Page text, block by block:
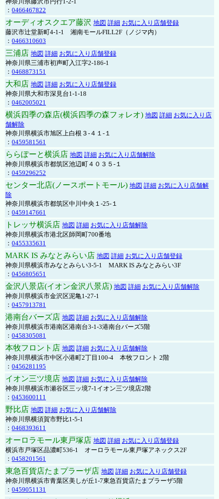
： 0466467822
オーディオスクエア藤沢 地図 詳細 お気に入り店舗登録
藤沢市辻堂新町4-1-1 湘南モールFILL2F（ノジマ内）
： 0466310603
三浦店 地図 詳細 お気に入り店舗登録
神奈川県三浦市初声町入江字2-186-1
： 0468873151
大和店 地図 詳細 お気に入り店舗登録
神奈川県大和市深見台1-1-18
： 0462005021
横浜四季の森店(横浜四季の森フォレオ) 地図 詳細 お気に入り店
舗解除
神奈川県横浜市旭区上白根３-４１-１
： 0459581561
ららぽーと横浜店 地図 詳細 お気に入り店舗解除
神奈川県横浜市都筑区池辺町４０３５-１
： 0459296252
センター北店(ノースポートモール) 地図 詳細 お気に入り店舗解
除
神奈川県横浜市都筑区中川中央１-25-１
： 0459147661
トレッサ横浜店 地図 詳細 お気に入り店舗解除
神奈川県横浜市港北区師岡町700番地
： 0455335631
MARK IS みなとみらい店 地図 詳細 お気に入り店舗登録
神奈川県横浜市みなとみらい3-5-1 MARK IS みなとみらい3F
： 0456805651
金沢八景店(イオン金沢八景店) 地図 詳細 お気に入り店舗解除
神奈川県横浜市金沢区泥亀1-27-1
： 0457913781
港南台バーズ店 地図 詳細 お気に入り店舗解除
神奈川県横浜市港南区港南台3-1-3港南台バーズ5階
： 0458305081
本牧フロント店 地図 詳細 お気に入り店舗解除
神奈川県横浜市中区小港町2丁目100-4 本牧フロント 2階
： 0456281195
イオン三ツ境店 地図 詳細 お気に入り店舗解除
神奈川県横浜市瀬谷区三ッ境7-1イオン三ツ境店2階
： 0453600111
野比店 地図 詳細 お気に入り店舗解除
神奈川県横須賀市野比1-5-1
： 0468393611
オーロラモール東戸塚店 地図 詳細 お気に入り店舗登録
横浜市戸塚区品濃町536-1 オーロラモール東戸塚アネックス2F
： 0458201561
東急百貨店たまプラーザ店 地図 詳細 お気に入り店舗登録
神奈川県横浜市青葉区美しが丘1-7東急百貨店たまプラーザ5階
： 0459051131